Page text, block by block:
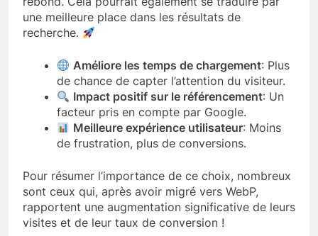
une meilleure place dans les résultats de
recherche.
Améliore les temps de chargement: Plus
de chance de capter l’attention du visiteur.
Impact positif sur le référencement: Un
facteur pris en compte par Google.
Meilleure expérience utilisateur: Moins
de frustration, plus de conversions.
Pour résumer l’importance de ce choix, nombreux
sont ceux qui, après avoir migré vers WebP,
rapportent une augmentation significative de leurs
visites et de leur taux de conversion !